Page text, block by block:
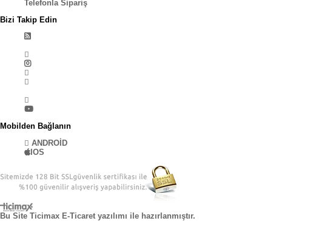
Telefonla Sipariş
Bizi Takip Edin
Mobilden Bağlanın
ANDROİD
IOS
Bu Site Ticimax E-Ticaret yazılımı ile hazırlanmıştır.